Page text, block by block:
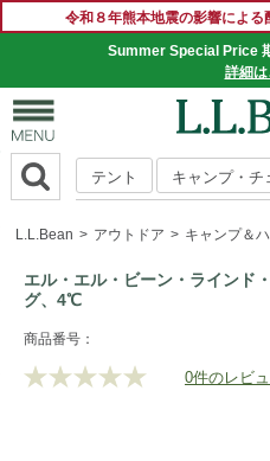
令和８年熊本地震の影響による
Summer Special Price
詳細
テント キャンプ・チ
L.L.Bean アウトドア キャンプ＆
エル・エル・ビーン・ラインド
グ、4℃
https://www.llbean.co.jp/
hiking/sleeping-
商品番号：
評
0件のレビ